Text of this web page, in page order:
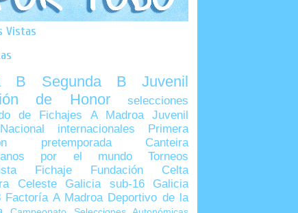
Vistas
B Segunda B
Juvenil
de Honor
selecciones
de Fichajes
A Madroa
Juvenil
internacionales
Primera
pretemporada
Canteira
por el mundo
Torneos
Fichaje
Fundación Celta
Celeste
Galicia sub-16
Galicia
Factoría A Madroa Deportivo de la